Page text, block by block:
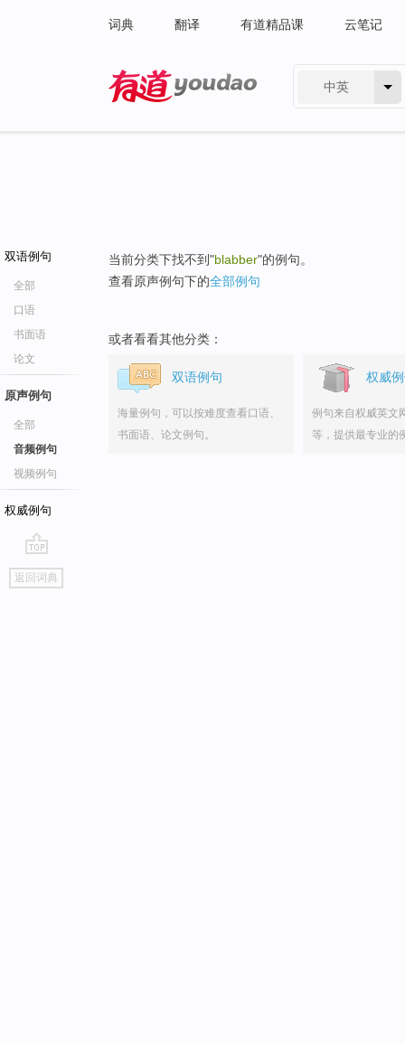
词典 翻译 有道精品课 云笔记
中英
双语例句
全部
口语
书面语
论文
原声例句
全部
音频例句
视频例句
权威例句
go
top
返回词典
当前分类下找不到"blabber"的例句。
查看原声例句下的全部例句
或者看看其他分类：
双语例句
海量例句，可以按难度查看口语、
书面语、论文例句。
权威
例句来自权威英文
等，提供最专业的